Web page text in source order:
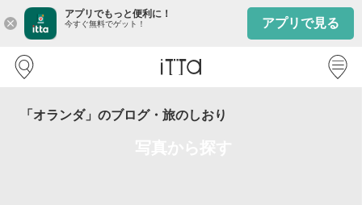
close
アプリでもっと便利に！
今すぐ無料でゲット！ アプリで見る
「オランダ」のブログ・旅のしおり